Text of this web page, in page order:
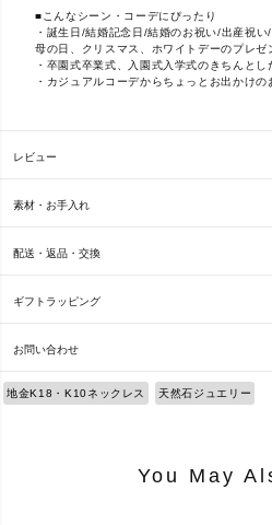
■こんなシーン・コーデにぴったり
・誕生日/結婚記念日/結婚のお祝い/出産祝い/
母の日、クリスマス、ホワイトデーのプレゼ
・卒園式卒業式、入園式入学式のきちんとし
・カジュアルコーデからちょっとお出かけ
レビュー
素材・お手入れ
配送・返品・交換
ギフトラッピング
お問い合わせ
地金K18・K10ネックレス 天然石ジュエリー
You May